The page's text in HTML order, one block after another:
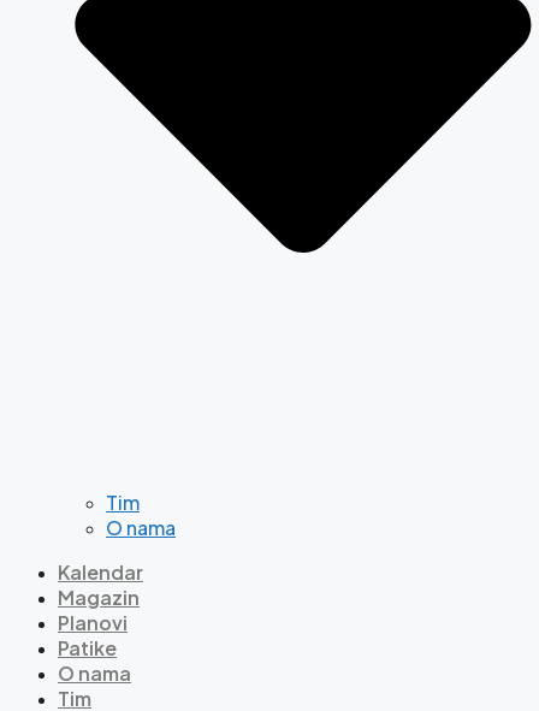
Tim
O nama
Kalendar
Magazin
Planovi
Patike
O nama
Tim